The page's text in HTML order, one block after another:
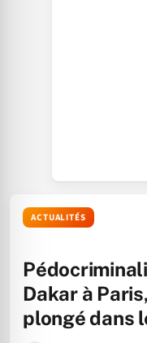
ACTUALITÉS
Dakar à
plongé dans